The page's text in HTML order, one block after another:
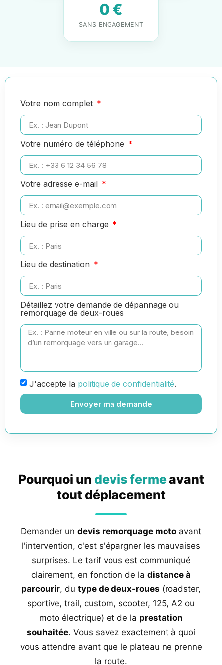
0 €
SANS ENGAGEMENT
Votre nom complet
Votre numéro de téléphone
Votre adresse e-mail
Lieu de prise en charge
Lieu de destination
Détaillez votre demande de dépannage ou
remorquage de deux-roues
J'accepte la politique de confidentialité.
Envoyer ma demande
Pourquoi un devis fermeavant
tout déplacement
Demander un devis remorquage moto avant
l'intervention, c'est s'épargner les mauvaises
surprises. Le tarif vous est communiqué
clairement, en fonction de la distance à
parcourir, du type de deux-roues (roadster,
sportive, trail, custom, scooter, 125, A2 ou
moto électrique) et de la prestation
souhaitée. Vous savez exactement à quoi
vous attendre avant que le plateau ne prenne
la route.